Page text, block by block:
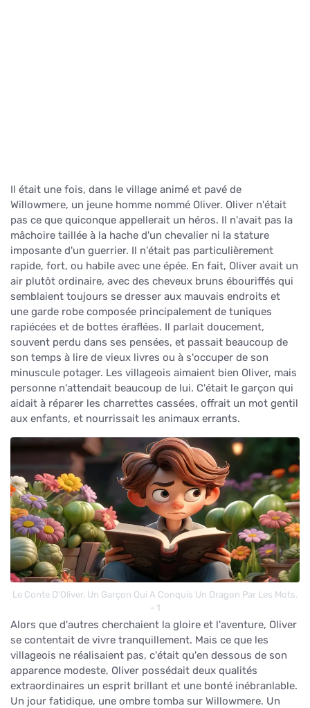
Il était une fois, dans le village animé et pavé de
Willowmere, un jeune homme nommé Oliver. Oliver n'était
pas ce que quiconque appellerait un héros. Il n'avait pas la
mâchoire taillée à la hache d'un chevalier ni la stature
imposante d'un guerrier. Il n'était pas particulièrement
rapide, fort, ou habile avec une épée. En fait, Oliver avait un
air plutôt ordinaire, avec des cheveux bruns ébouriffés qui
semblaient toujours se dresser aux mauvais endroits et
une garde robe composée principalement de tuniques
rapiécées et de bottes éraflées. Il parlait doucement,
souvent perdu dans ses pensées, et passait beaucoup de
son temps à lire de vieux livres ou à s'occuper de son
minuscule potager. Les villageois aimaient bien Oliver, mais
personne n'attendait beaucoup de lui. C'était le garçon qui
aidait à réparer les charrettes cassées, offrait un mot gentil
aux enfants, et nourrissait les animaux errants.
Le Conte D'Oliver, Un Garçon Qui A Conquis Un Dragon Par Les Mots.
- 1
Alors que d'autres cherchaient la gloire et l'aventure, Oliver
se contentait de vivre tranquillement. Mais ce que les
villageois ne réalisaient pas, c'était qu'en dessous de son
apparence modeste, Oliver possédait deux qualités
extraordinaires un esprit brillant et une bonté inébranlable.
Un jour fatidique, une ombre tomba sur Willowmere. Un